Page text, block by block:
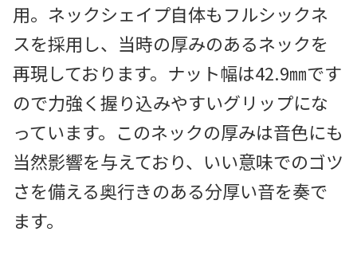
用。ネックシェイプ自体もフルシックネ
スを採用し、当時の厚みのあるネックを
再現しております。ナット幅は42.9㎜です
ので力強く握り込みやすいグリップにな
っています。このネックの厚みは音色にも
当然影響を与えており、いい意味でのゴツ
さを備える奥行きのある分厚い音を奏で
ます。